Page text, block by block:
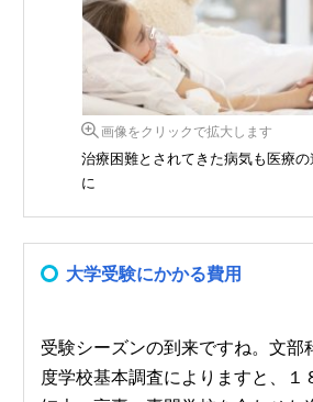
画像をクリックで拡大します
治療困難とされてきた病気も医療の
に
大学受験にかかる費用
受験シーズンの到来ですね。文
度学校基本調査によりますと、１